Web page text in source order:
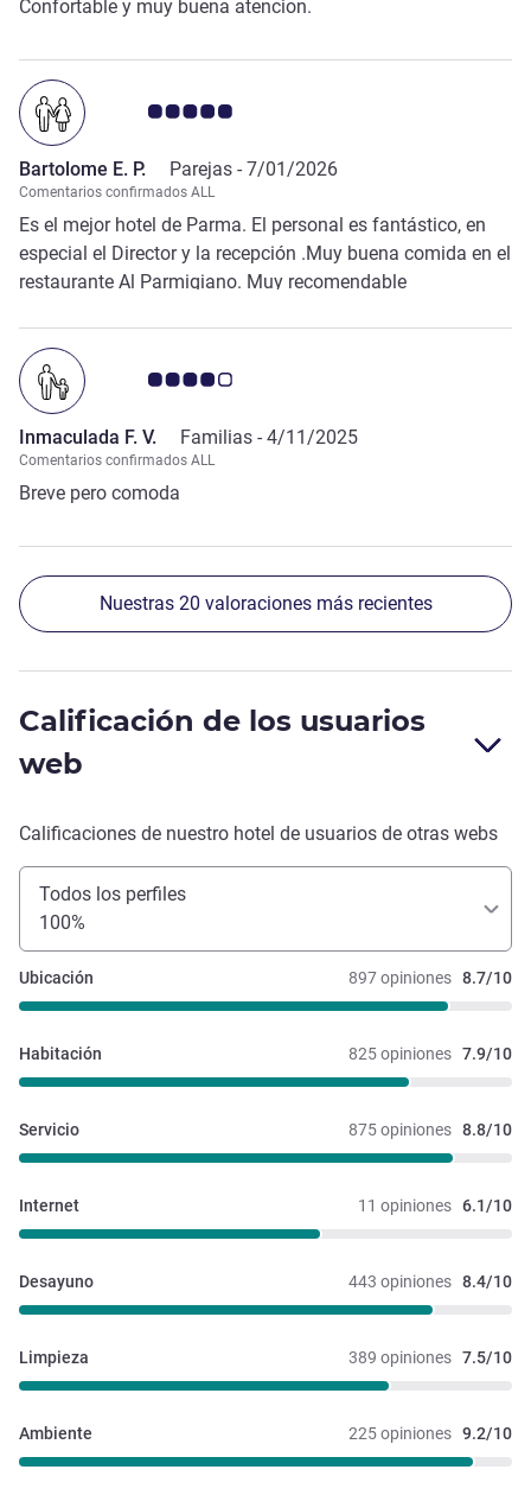
Confortable y muy buena atencion.
Nota de clientes de Avis 5.0/5
Bartolome E. P. Parejas - 7/01/2026
Comentarios confirmados ALL
Es el mejor hotel de Parma. El personal es fantástico, en
especial el Director y la recepción .Muy buena comida en el
restaurante Al Parmigiano. Muy recomendable
Nota de clientes de Avis 4.0/5
Inmaculada F. V. Familias - 4/11/2025
Comentarios confirmados ALL
Breve pero comoda
Nuestras 20 valoraciones más recientes
Calificación de los usuarios
web
Calificaciones de nuestro hotel de usuarios de otras webs
Todos los perfiles
100%
897 opiniones 8.7/10
Ubicación
825 opiniones 7.9/10
Habitación
875 opiniones 8.8/10
Servicio
11 opiniones 6.1/10
Internet
443 opiniones 8.4/10
Desayuno
389 opiniones 7.5/10
Limpieza
225 opiniones 9.2/10
Ambiente